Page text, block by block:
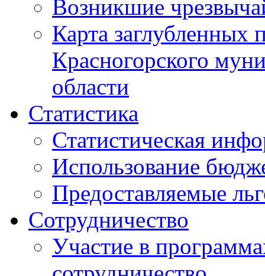
Возникшие
Карта
Красногорского
области
Статистика
Статистическая
Использование
Предоставляемые
Сотрудничество
Участие в